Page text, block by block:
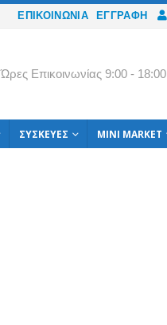
ΕΠΙΚΟΙΝΩΝΙΑ ΕΓΓΡΑΦΉ
Ώρες Eπικοινωνίας 9:00 - 18:00
ΣΥΣΚΕΥΈΣ MINI MARKET